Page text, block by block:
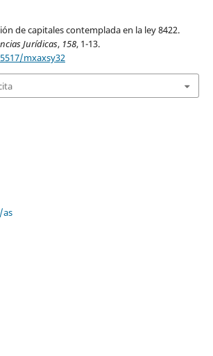
de capitales contemplada en la ley 8422.
Jurídicas, 158, 1-13.
mxaxsy32
as